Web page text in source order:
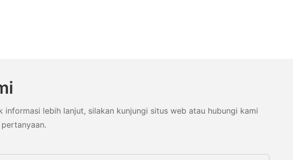
lebih lanjut, silakan kunjungi situs web atau hubungi kami